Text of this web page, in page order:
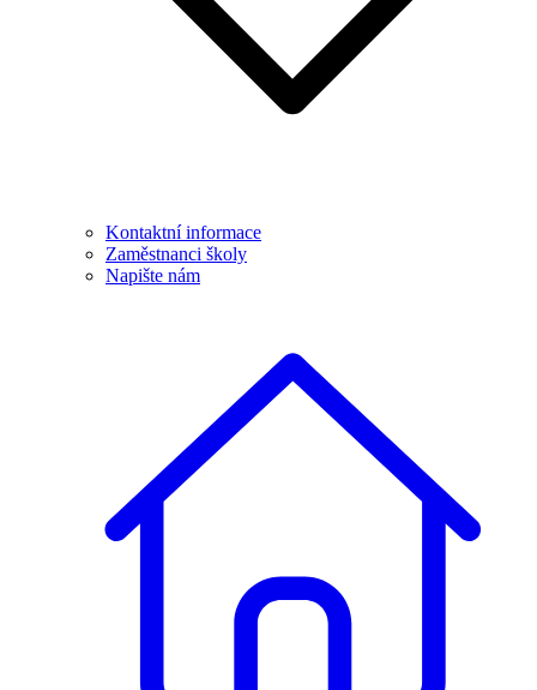
Kontaktní informace
Zaměstnanci školy
Napište nám